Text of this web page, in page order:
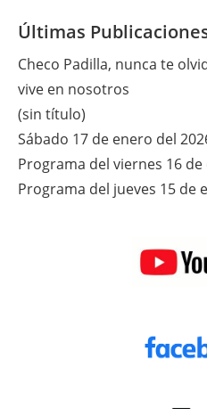
Últimas
Checo Padilla, nunca te
vive en nosotros
(sin título)
Sábado 17 de enero del
Programa del viernes 16 de
Programa del jueves 15 de